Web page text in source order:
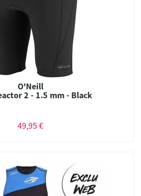
O'Neill
2 - 1.5 mm - Black
49,95 €